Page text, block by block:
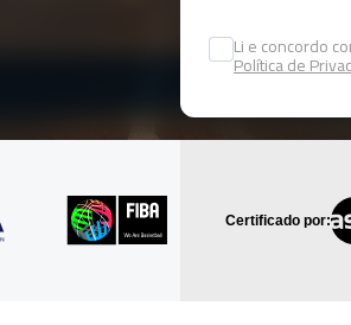
Li e concordo
Política de
Certificado por: